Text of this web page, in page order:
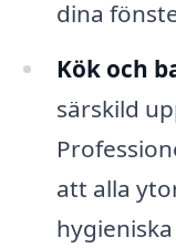
dina
Kök och
särskild
att alla